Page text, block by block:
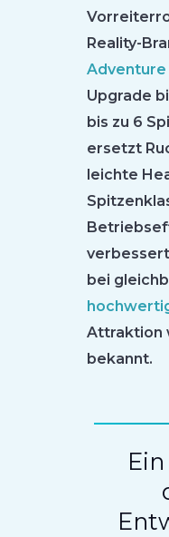
Reality-
Adventure
Upgrade
bis zu 6
ersetzt
leichte
bei
Attraktion
bekannt.